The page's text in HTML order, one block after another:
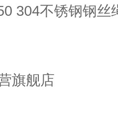
304不锈钢钢
旗舰店